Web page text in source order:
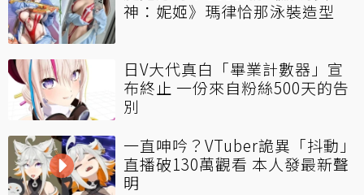
神：妮姬》瑪律恰那泳裝造型
日V大代真白「畢業計數器」宣
布終止 一份來自粉絲500天的告
別
一直呻吟？VTuber詭異「抖動」
直播破130萬觀看 本人發最新聲
明